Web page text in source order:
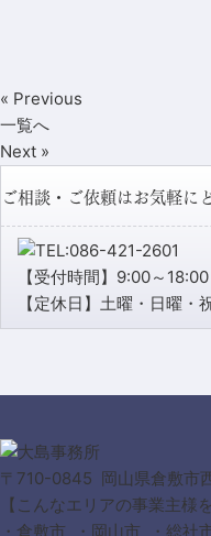
« Previous
一覧へ
Next »
ご相談・ご依頼はお気軽に
【受付時間】9:00～18:00
【定休日】土曜・日曜・
〒710-0845 岡山県倉敷市
【こんなエリアの事業主様
・倉敷市 ・岡山市 ・総社